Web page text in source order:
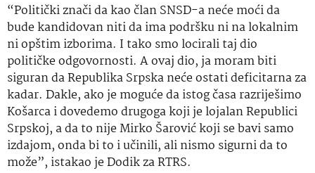
“Politički znači da kao član SNSD-a neće moći da
bude kandidovan niti da ima podršku ni na lokalnim
ni opštim izborima. I tako smo locirali taj dio
političke odgovornosti. A ovaj dio, ja moram biti
siguran da Republika Srpska neće ostati deficitarna za
kadar. Dakle, ako je moguće da istog časa razriješimo
Košarca i dovedemo drugoga koji je lojalan Republici
Srpskoj, a da to nije Mirko Šarović koji se bavi samo
izdajom, onda bi to i učinili, ali nismo sigurni da to
može”, istakao je Dodik za RTRS.